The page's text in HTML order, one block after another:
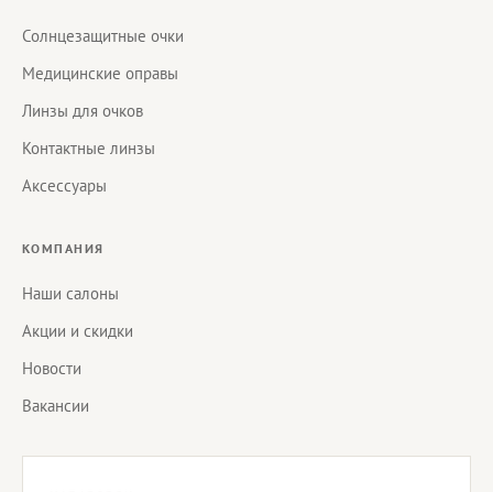
Солнцезащитные очки
Медицинские оправы
Линзы для очков
Контактные линзы
Аксессуары
КОМПАНИЯ
Наши салоны
Акции и скидки
Новости
Вакансии